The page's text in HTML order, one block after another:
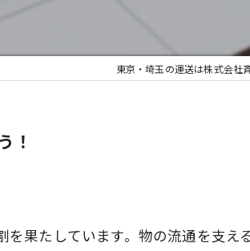
東京・埼玉の運送は株式会社
！
果たしています。物の流通を支